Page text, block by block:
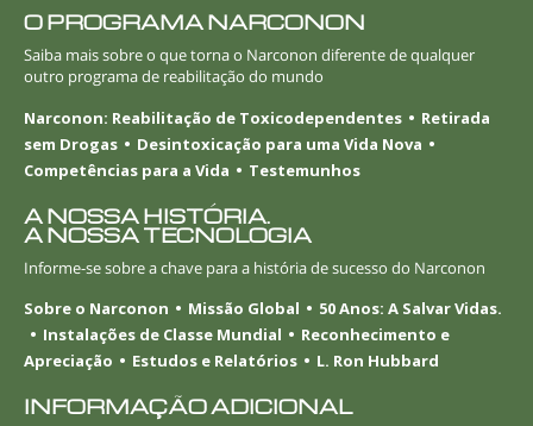
Árabe
Nepalês
Ucraniano
Croata
Todas as Regiões/Línguas
O PROGRAMA NARCONON
Saiba mais sobre o que torna o Narconon diferente de qualquer
outro programa de reabilitação do mundo
Narconon: Reabilitação de Toxicodependentes
Retirada
sem Drogas
Desintoxicação para uma Vida Nova
Competências para a Vida
Testemunhos
A NOSSA HISTÓRIA.
A NOSSA TECNOLOGIA
Informe-sesobre a chave para a história de sucesso do Narconon
Sobre o Narconon
Missão Global
50 Anos: A Salvar Vidas.
Instalações de Classe Mundial
Reconhecimento e
Apreciação
Estudos e Relatórios L. Ron Hubbard
INFORMAÇÃO ADICIONAL